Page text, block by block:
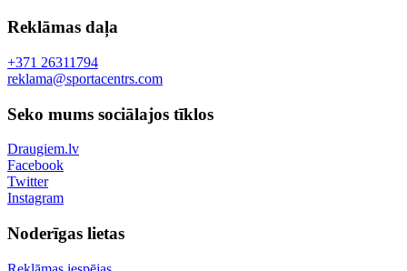
Reklāmas daļa
+371 26311794
reklama@sportacentrs.com
Seko mums sociālajos tīklos
Draugiem.lv
Facebook
Twitter
Instagram
Noderīgas lietas